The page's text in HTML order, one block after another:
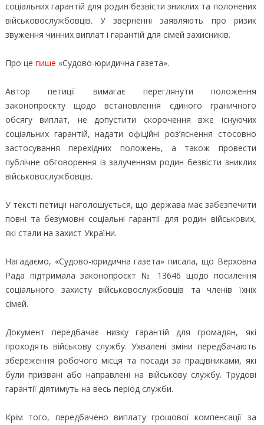
соціальних гарантій для родин безвісти зниклих та полонених
військовослужбовців. У зверненні заявляють про ризик
звуження чинних виплат і гарантій для сімей захисників.
Про це пише «Судово-юридична газета».
Автор петиції вимагає переглянути положення
законопроєкту щодо встановлення єдиного граничного
обсягу виплат, не допустити скорочення вже існуючих
соціальних гарантій, надати офіційні роз’яснення стосовно
застосування перехідних положень, а також провести
публічне обговорення із залученням родин безвісти зниклих
військовослужбовців.
У тексті петиції наголошується, що держава має забезпечити
повні та безумовні соціальні гарантії для родин військових,
які стали на захист України.
Нагадаємо, «Судово-юридична газета» писала, що Верховна
Рада підтримала законопроєкт № 13646 щодо посилення
соціального захисту військовослужбовців та членів їхніх
сімей.
Документ передбачає низку гарантій для громадян, які
проходять військову службу. Ухвалені зміни передбачають
збереження робочого місця та посади за працівниками, які
були призвані або направлені на військову службу. Трудові
гарантії діятимуть на весь період служби.
Крім того, передбачено виплату грошової компенсації за